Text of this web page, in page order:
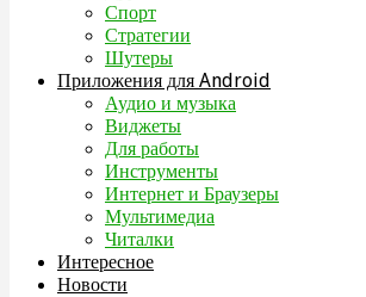
Спорт
Стратегии
Шутеры
Приложения для Android
Аудио и музыка
Виджеты
Для работы
Инструменты
Интернет и Браузеры
Мультимедиа
Читалки
Интересное
Новости